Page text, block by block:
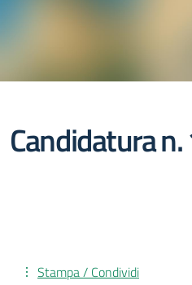
Candidatura
Stampa / Condividi